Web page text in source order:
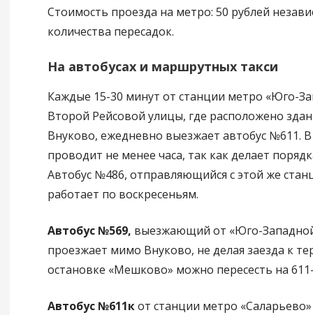
Стоимость проезда на метро: 50 рублей
количества пересадок.
На автобусах и маршрутных такси
Каждые 15-30 минут от станции метро «Юго-
Второй Рейсовой улицы, где расположено
Внуково, ежедневно выезжает автобус №611. В
проводит не менее часа, так как делает
Автобус №486, отправляющийся с этой же
работает по воскресеньям.
Автобус №569, выезжающий от «Юго-
проезжает мимо Внуково, не делая заезда к
остановке «Мешково» можно пересесть на
Автобус №611кот станции метро